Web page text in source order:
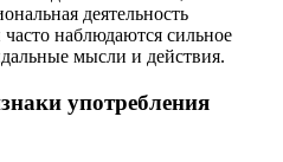
деятельность
наблюдаются сильное
мысли и действия.
употребления